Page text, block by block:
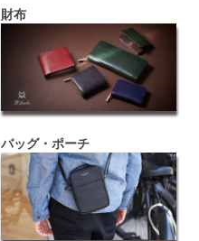
財布
バッグ・ポーチ